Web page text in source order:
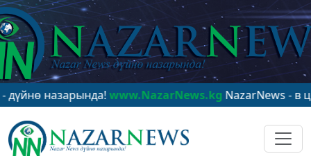
назарында!www.NazarNews.kgNazarNews - в